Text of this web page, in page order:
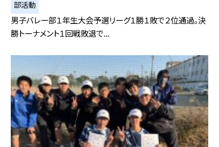
部活動
男子バレー部１年生大会予選リーグ１勝１敗で２位通過。決
勝トーナメント１回戦敗退で...